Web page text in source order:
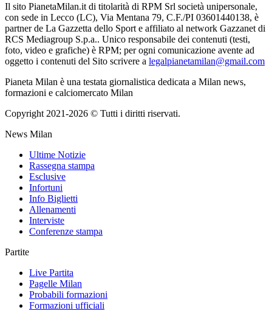
Il sito PianetaMilan.it di titolarità di RPM Srl società unipersonale,
con sede in Lecco (LC), Via Mentana 79, C.F./PI 03601440138, è
partner de La Gazzetta dello Sport e affiliato al network Gazzanet di
RCS Mediagroup S.p.a.. Unico responsabile dei contenuti (testi,
foto, video e grafiche) è RPM; per ogni comunicazione avente ad
oggetto i contenuti del Sito scrivere a legalpianetamilan@gmail.com
Pianeta Milan è una testata giornalistica dedicata a Milan news,
formazioni e calciomercato Milan
Copyright 2021-2026 © Tutti i diritti riservati.
News Milan
Ultime Notizie
Rassegna stampa
Esclusive
Infortuni
Info Biglietti
Allenamenti
Interviste
Conferenze stampa
Partite
Live Partita
Pagelle Milan
Probabili formazioni
Formazioni ufficiali